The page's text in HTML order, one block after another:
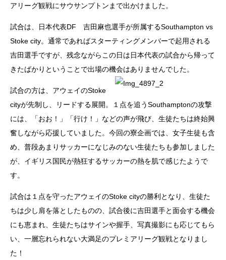
アリーグ観戦にサウサンプトンまで出かけました。
試合は、日本代表DF 吉田麻也選手が所属するSouthampton vs
Stoke city。通常であればスターティングメンバーで起用される
吉田選手ですが、残念ながらこの日は日本代表の試合から帰って
きたばかりということで出場の機会はありませんでした。
試合の方は、アウェイのStoke
cityが先制し、リードする展開。１点を追うSouthamptonの攻撃
には、「おお！」「行け！」などの声が飛び、生徒たちは終始興
奮しながら応援していました。今回の寮企画では、女子生徒も含
め、普段あまりサッカーになじみのない生徒たちも参加しました
が、イギリス国民が熱狂するサッカーの熱を肌で感じたようで
す。
試合は１点を守ったアウェイのStoke cityの勝利となり、生徒た
ちは少し肩を落としたものの、試合後に吉田選手と面会する機会
にも恵まれ、生徒たちはサインや握手、写真撮影にも応じてもら
い、一層忘れられない大満足のプレミアリーグ観戦となりまし
た！